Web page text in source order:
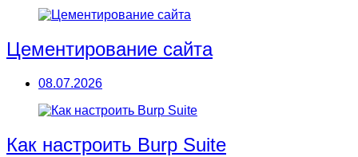
Цементирование сайта
08.07.2026
Как настроить Burp Suite